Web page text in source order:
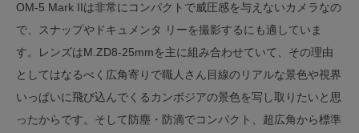
OM-5 Mark IIは非常にコンパクトで威圧感を与えないカメラなの
で、スナップやドキュメンタ リーを撮影するにも適していま
す。レンズはM.ZD8-25mmを主に組み合わせていて、その理由
としてはなるべく広角寄りで職人さん目線のリアルな景色や視界
いっぱいに飛び込んでくるカンボジアの景色を写し取りたいと思
ったからです。そして防塵・防滴でコンパクト、超広角から標準